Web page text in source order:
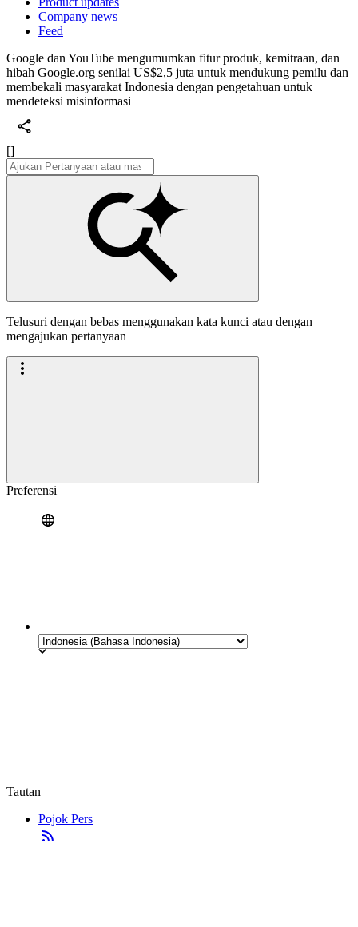
Company news
Feed
Google dan YouTube mengumumkan fitur produk, kemitraan, dan
hibah Google.org senilai US$2,5 juta untuk mendukung pemilu dan
membekali masyarakat Indonesia dengan pengetahuan untuk
mendeteksi misinformasi
[]
Telusuri dengan bebas menggunakan kata kunci atau dengan
mengajukan pertanyaan
Preferensi
Tautan
Pojok Pers